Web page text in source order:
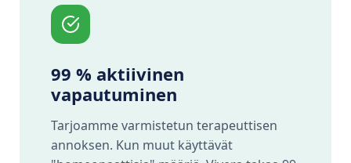
99 % aktiivinen
vapautuminen
Tarjoamme varmistetun terapeuttisen
annoksen. Kun muut käyttävät